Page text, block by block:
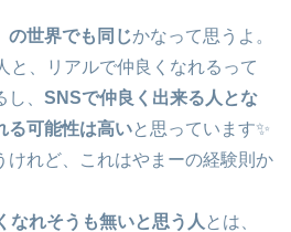
の世界でも同じかなって思うよ。
と、リアルで仲良くなれるって
、 SNSで仲良く出来る人とな
る可能性は高いと思っています✨
けれど、これはやまーの経験則か
なれそうも無いと思う人 とは、